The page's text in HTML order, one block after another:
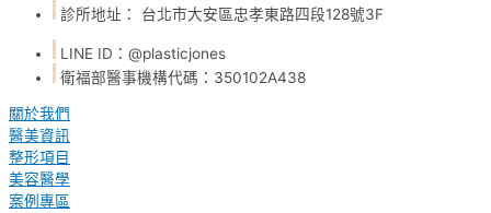
診所地址： 台北市大安區忠孝東路四段128號3F
LINE ID：@plasticjones
衛福部醫事機構代碼：350102A438
關於我們
醫美資訊
整形項目
美容醫學
案例專區